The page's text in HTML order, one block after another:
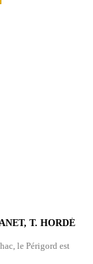
T. HORDÉ
le Périgord est